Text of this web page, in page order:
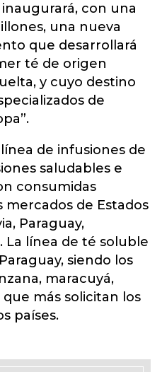
con una
una nueva
que desarrollará
té de origen
y cuyo destino
de
de infusiones de
saludables e
consumidas
de Estados
Paraguay,
La línea de té soluble
siendo los
maracuyá,
más solicitan los
países.